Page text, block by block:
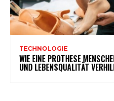
TECHNOLOGIE
WIE EINE PROTHESE
UND LEBENSQUALITÄT